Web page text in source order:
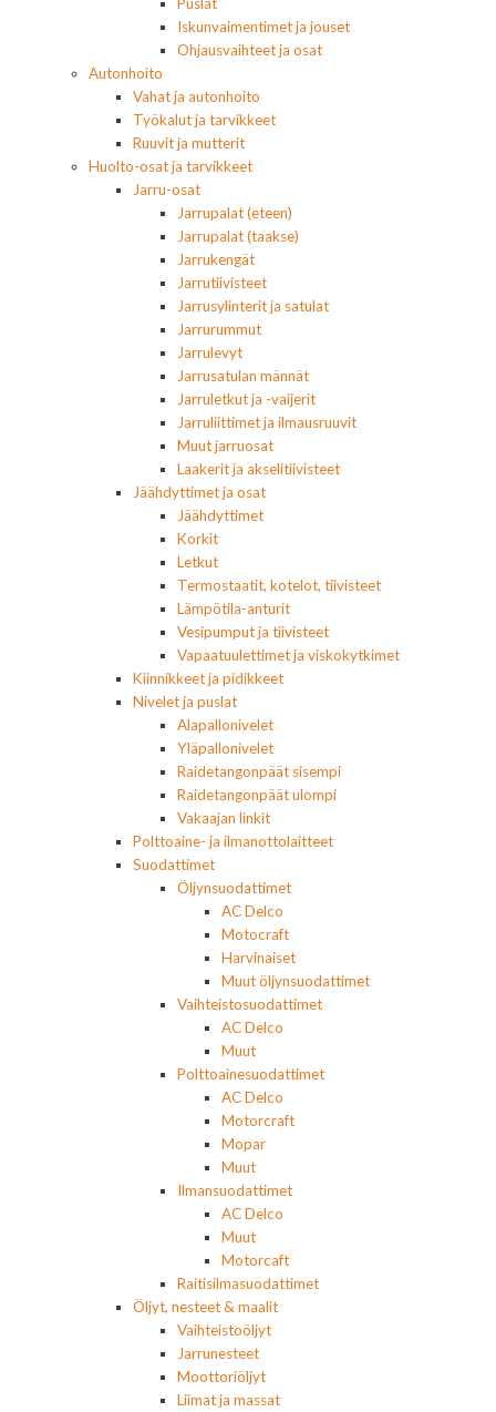
Iskunvaimentimet ja jouset
Ohjausvaihteet ja osat
Autonhoito
Vahat ja autonhoito
Työkalut ja tarvikkeet
Ruuvit ja mutterit
Huolto-osat ja tarvikkeet
Jarru-osat
Jarrupalat (eteen)
Jarrupalat (taakse)
Jarrukengät
Jarrutiivisteet
Jarrusylinterit ja satulat
Jarrurummut
Jarrulevyt
Jarrusatulan männät
Jarruletkut ja -vaijerit
Jarruliittimet ja ilmausruuvit
Muut jarruosat
Laakerit ja akselitiivisteet
Jäähdyttimet ja osat
Jäähdyttimet
Korkit
Letkut
Termostaatit, kotelot, tiivisteet
Lämpötila-anturit
Vesipumput ja tiivisteet
Vapaatuulettimet ja viskokytkimet
Kiinnikkeet ja pidikkeet
Nivelet ja puslat
Alapallonivelet
Yläpallonivelet
Raidetangonpäät sisempi
Raidetangonpäät ulompi
Vakaajan linkit
Polttoaine- ja ilmanottolaitteet
Suodattimet
Öljynsuodattimet
AC Delco
Motocraft
Harvinaiset
Muut öljynsuodattimet
Vaihteistosuodattimet
AC Delco
Muut
Polttoainesuodattimet
AC Delco
Motorcraft
Mopar
Muut
Ilmansuodattimet
AC Delco
Muut
Motorcaft
Raitisilmasuodattimet
Öljyt, nesteet & maalit
Vaihteistoöljyt
Jarrunesteet
Moottoriöljyt
Liimat ja massat